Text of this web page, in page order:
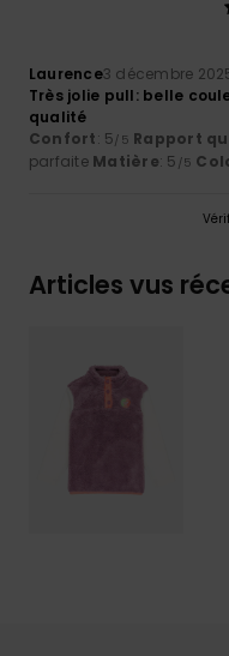
Laurence3 décembre
Très jolie pull: belle
qualité
Confort: 5/5 Rapport
parfaite Matière: 5 /5
Articles vus